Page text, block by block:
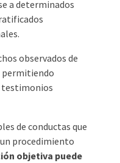
a determinados
observados de
permitiendo
testimonios
de conductas que
procedimiento
objetiva puede